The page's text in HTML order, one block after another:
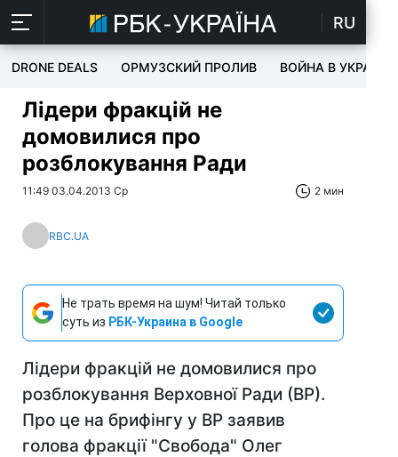
RU
DRONE DEALS ОРМУЗСКИЙ ПРОЛИВ ВОЙНА В УКРАИНЕ
Лідери фракцій не
домовилися про
розблокування Ради
11:49 03.04.2013 Ср 2 мин
RBC.UA
Не трать время на шум! Читай только
суть из РБК-Украина в Google
Лідери фракцій не домовилися про
розблокування Верховної Ради (ВР).
Про це на брифінгу у ВР заявив
голова фракції "Свобода" Олег